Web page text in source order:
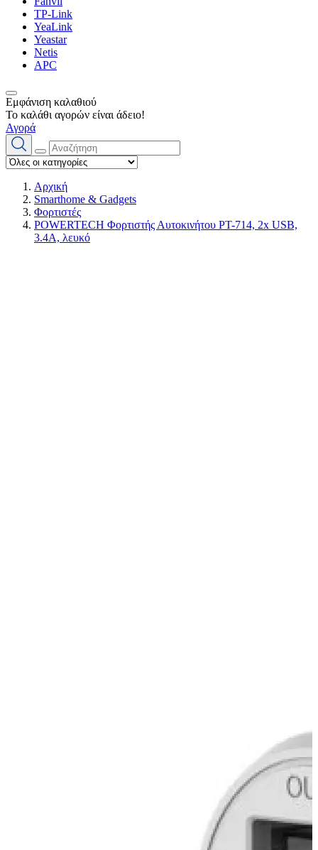
TP-Link
YeaLink
Yeastar
Netis
APC
Εμφάνιση καλαθιού
Το καλάθι αγορών είναι άδειο!
Αγορά
Αρχική
Smarthome & Gadgets
Φορτιστές
POWERTECH Φορτιστής Αυτοκινήτου PT-714, 2x USB,
3.4A, λευκό